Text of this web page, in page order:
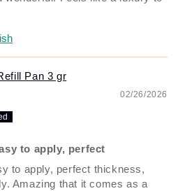
Pan 3 gr
02/26/2026
to apply, perfect
to apply, perfect thickness,
Amazing that it comes as a